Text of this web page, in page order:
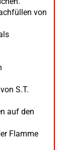
von
S.T.
auf den
Flamme